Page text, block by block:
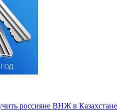
россияне ВНЖ в Казахстане